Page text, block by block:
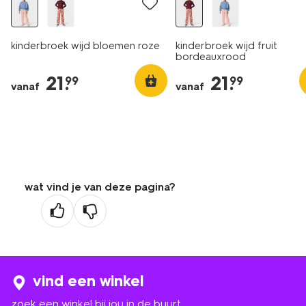
kinderbroek wijd bloemen roze
vanaf 21.
99
kinderbroek wijd fruit
bordeauxrood
vanaf 21.
99
wat vind je van deze pagina?
vind een winkel